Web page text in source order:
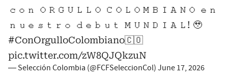
𝚌𝚘𝚗 𝙾𝚁𝙶𝚄𝙻𝙻𝙾 𝙲𝙾𝙻𝙾𝙼𝙱𝙸𝙰𝙽𝙾 𝚎𝚗
𝚗𝚞𝚎𝚜𝚝𝚛𝚘 𝚍𝚎𝚋𝚞𝚝 𝙼𝚄𝙽𝙳𝙸𝙰𝙻! 🥹
#ConOrgulloColombiano🇨🇴
pic.twitter.com/zW8QJQkzuN
— Selección Colombia (@FCFSeleccionCol) June 17, 2026